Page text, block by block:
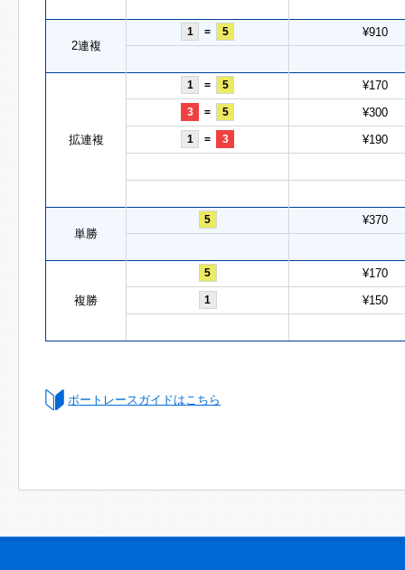
2連複
1 = 5 ¥910
拡連複
1 = 5 ¥170
3 = 5 ¥300
1 = 3 ¥190
単勝
5 ¥370
複勝
5 ¥170
1 ¥150
ボートレースガイドはこちら